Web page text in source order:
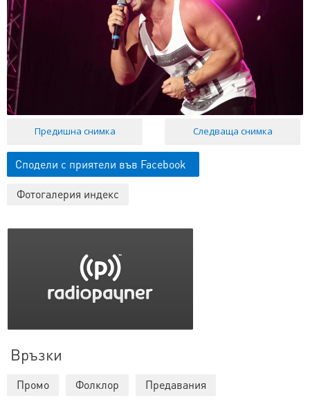
Предишна снимка Следваща снимка
Сподели с приятели във Facebook
Фотогалерия индекс
Връзки
Промо Фолклор
Предавания